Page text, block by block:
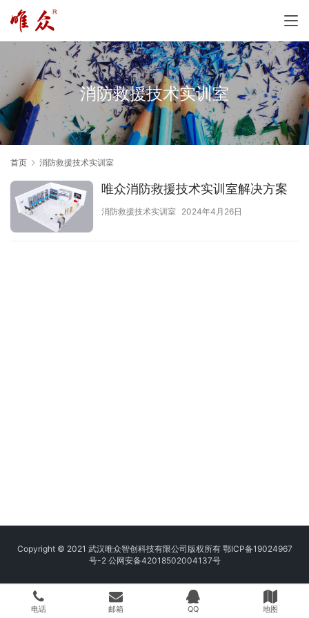
消防救援技术实训室
首页 消防救援技术实训室
唯众消防救援技术实训室解决方案
消防救援技术实训室 2024年4月26日
Copyright © 2021 武汉唯众智创科技有限公司版权所有 鄂ICP备19024967
号-2 公网安备42018502004137号
电话 邮箱 QQ 地图